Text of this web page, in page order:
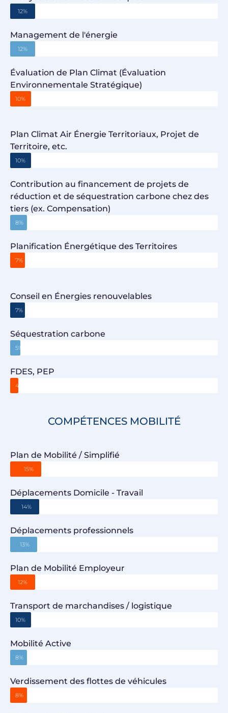
12%
Management de l'énergie
12%
Évaluation de Plan Climat (Évaluation
Environnementale Stratégique)
10%
Plan Climat Air Énergie Territoriaux, Projet de
Territoire, etc.​
10%
Contribution au financement de projets de
réduction et de séquestration carbone chez des
tiers (ex. Compensation)
8%
Planification Énergétique des Territoires
7%
Conseil en Énergies renouvelables
7%
Séquestration carbone
5%
FDES, PEP
4%
COMPÉTENCES MOBILITÉ
Plan de Mobilité / Simplifié
15%
Déplacements Domicile - Travail
14%
Déplacements professionnels
13%
Plan de Mobilité Employeur
12%
Transport de marchandises / logistique
10%
Mobilité Active
8%
Verdissement des flottes de véhicules
8%